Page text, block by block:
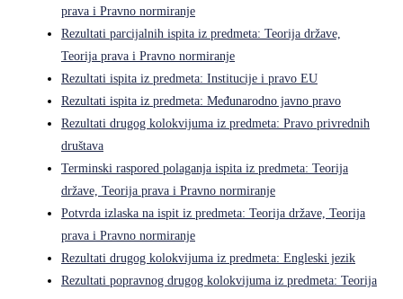
prava i Pravno normiranje
Rezultati parcijalnih ispita iz predmeta: Teorija države,
Teorija prava i Pravno normiranje
Rezultati ispita iz predmeta: Institucije i pravo EU
Rezultati ispita iz predmeta: Međunarodno javno pravo
Rezultati drugog kolokvijuma iz predmeta: Pravo privrednih
društava
Terminski raspored polaganja ispita iz predmeta: Teorija
države, Teorija prava i Pravno normiranje
Potvrda izlaska na ispit iz predmeta: Teorija države, Teorija
prava i Pravno normiranje
Rezultati drugog kolokvijuma iz predmeta: Engleski jezik
Rezultati popravnog drugog kolokvijuma iz predmeta: Teorija